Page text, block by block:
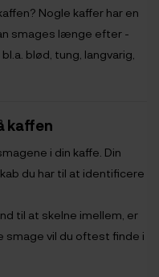
Nogle kaffer har en
smages længe efter -
blød, tung, langvarig,
kaffen
i din kaffe. Din
du har til at identificere
til at skelne imellem, er
smage vil du oftest finde i